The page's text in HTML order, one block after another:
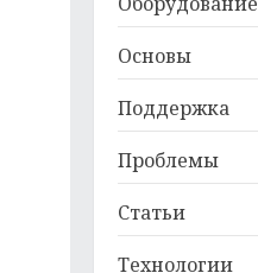
Основы
Поддержка
Проблемы
Статьи
Технологии